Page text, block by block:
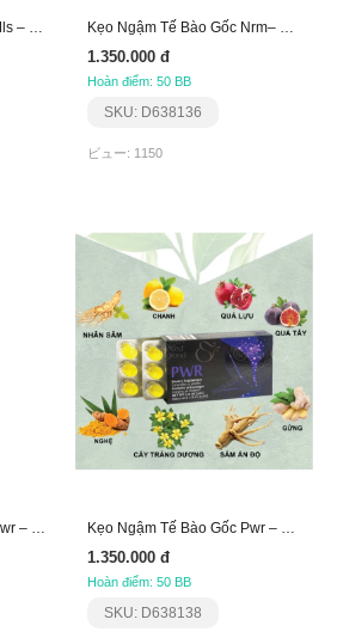
1.350.000 đ
Hoàn điểm: 50 BB
SKU: D638136
ビュー: 1150
Kẹo Ngậm Tế Bào Gốc Pwr – Nội Tiết Nữ Aplgo Kẹo Ngậm Tế Bào Gốc Pwr – Sinh Lực Nam Aplgo
1.350.000 đ
Hoàn điểm: 50 BB
SKU: D638138